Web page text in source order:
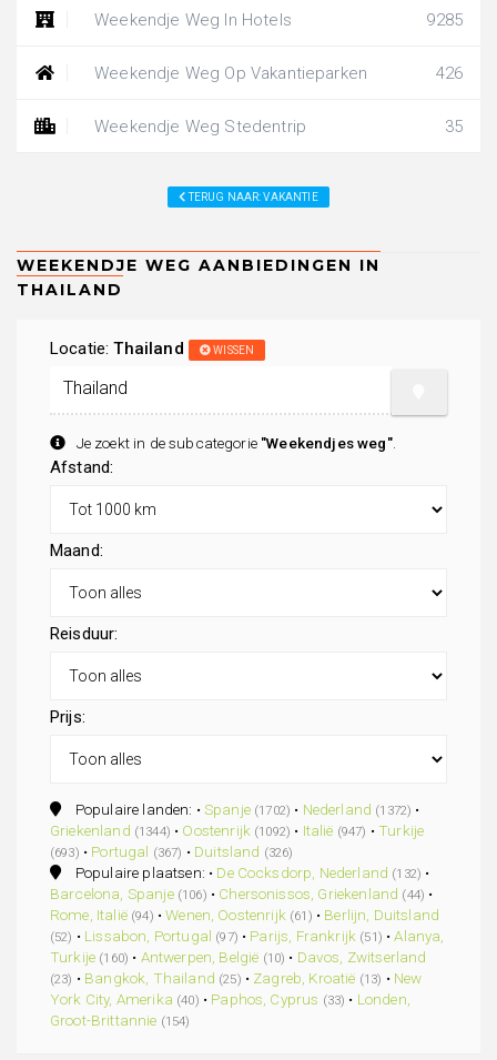
Weekendje Weg In Hotels 9285
Weekendje Weg Op Vakantieparken 426
Weekendje Weg Stedentrip 35
TERUG NAAR: VAKANTIE
Locatie:Thailand WISSEN
Je zoekt in de subcategorie "Weekendjes weg".
Afstand:
Maand:
Reisduur:
Prijs:
Populaire landen: •Spanje (1702) • Nederland (1372) •
Griekenland (1344) • Oostenrijk (1092) • Italië (947) • Turkije
(693) • Portugal (367) • Duitsland (326)
Populaire plaatsen: • De Cocksdorp, Nederland (132) •
Barcelona, Spanje (106) • Chersonissos, Griekenland (44) •
Rome, Italië (94) •Wenen, Oostenrijk (61) • Berlijn, Duitsland
(52) • Lissabon, Portugal (97) • Parijs, Frankrijk (51) •Alanya,
Turkije (160) • Antwerpen, België (10) • Davos, Zwitserland
(23) • Bangkok, Thailand (25) • Zagreb, Kroatië (13) • New
York City, Amerika (40) • Paphos, Cyprus (33) • Londen,
Groot-Brittannie (154)